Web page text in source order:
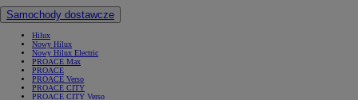
Samochody dostawcze
Hilux
Nowy Hilux
Nowy Hilux Electric
PROACE Max
PROACE
PROACE Verso
PROACE CITY
PROACE CITY Verso